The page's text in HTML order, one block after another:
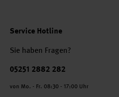
Service Hotline
Sie haben Fragen?
Telefonnummer
05251 2882 282
von Mo. - Fr. 08:30 - 17:00 Uhr